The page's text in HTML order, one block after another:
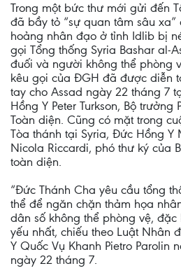
Trong một bức thư mới gửi đến
đã bầy tỏ “sự quan tâm sâu
hoảng nhân đạo ở tỉnh Idlib bị
gọi Tổng thống Syria Bashar al-
đuối và người không thể phòng
kêu gọi của ĐGH đã được diễn
tay cho Assad ngày 22 tháng 7
Hồng Y Peter Turkson, Bộ
Toàn diện. Cũng có mặt trong
Tòa thánh tại Syria, Đức Hồng Y
Nicola Riccardi, phó thư ký của
toàn diện.
“Đức Thánh Cha yêu cầu tổng
thể để ngăn chặn thảm họa
dân số không thể phòng vệ,
yếu nhất, chiếu theo Luật Nhân
Y Quốc Vụ Khanh Pietro Parolin
ngày 22 tháng 7.